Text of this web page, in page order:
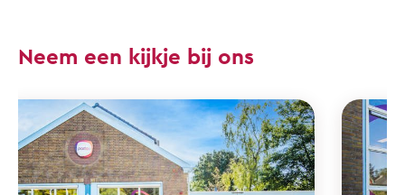
Neem een kijkje bij ons